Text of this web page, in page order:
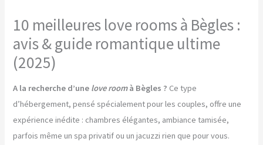
10 meilleures love rooms à Bègles :
avis & guide romantique ultime
(2025)
A la recherche d’une love roomà Bègles ? Ce type
d’hébergement, pensé spécialement pour les couples, offre une
expérience inédite : chambres élégantes, ambiance tamisée,
parfois même un spa privatif ou un jacuzzi rien que pour vous.